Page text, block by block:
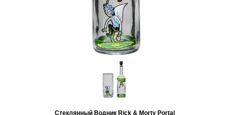
Стеклянный Водник Rick & Morty Portal